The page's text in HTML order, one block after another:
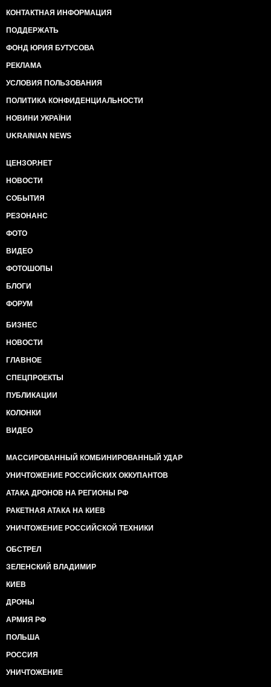
КОНТАКТНАЯ ИНФОРМАЦИЯ
ПОДДЕРЖАТЬ
ФОНД ЮРИЯ БУТУСОВА
РЕКЛАМА
УСЛОВИЯ ПОЛЬЗОВАНИЯ
ПОЛИТИКА КОНФИДЕНЦИАЛЬНОСТИ
НОВИНИ УКРАЇНИ
UKRAINIAN NEWS
ЦЕНЗОР.НЕТ
НОВОСТИ
СОБЫТИЯ
РЕЗОНАНС
ФОТО
ВИДЕО
ФОТОШОПЫ
БЛОГИ
ФОРУМ
БИЗНЕС
НОВОСТИ
ГЛАВНОЕ
СПЕЦПРОЕКТЫ
ПУБЛИКАЦИИ
КОЛОНКИ
ВИДЕО
МАССИРОВАННЫЙ КОМБИНИРОВАННЫЙ УДАР
УНИЧТОЖЕНИЕ РОССИЙСКИХ ОККУПАНТОВ
АТАКА ДРОНОВ НА РЕГИОНЫ РФ
РАКЕТНАЯ АТАКА НА КИЕВ
УНИЧТОЖЕНИЕ РОССИЙСКОЙ ТЕХНИКИ
ОБСТРЕЛ
ЗЕЛЕНСКИЙ ВЛАДИМИР
КИЕВ
ДРОНЫ
АРМИЯ РФ
ПОЛЬША
РОССИЯ
УНИЧТОЖЕНИЕ